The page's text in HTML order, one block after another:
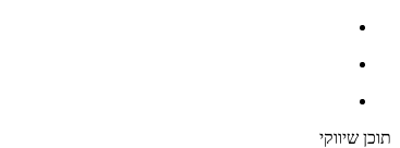
תוכן שיווקי